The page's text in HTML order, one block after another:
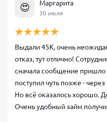
😍 Маргарита
30 июля
Выдали 45К, очень
отказ, тут отлично!
сначала сообщение пришло
поступил чуть позже -
Но всё оказалось хорошо.
Очень удобный займ